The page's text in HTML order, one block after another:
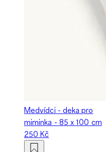
Medvídci - deka pro
miminka - 85 x 100 cm
250 Kč